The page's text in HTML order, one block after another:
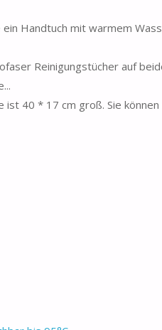
ein Handtuch mit warmem
Reinigungstücher auf
ist 40 * 17 cm groß. Sie